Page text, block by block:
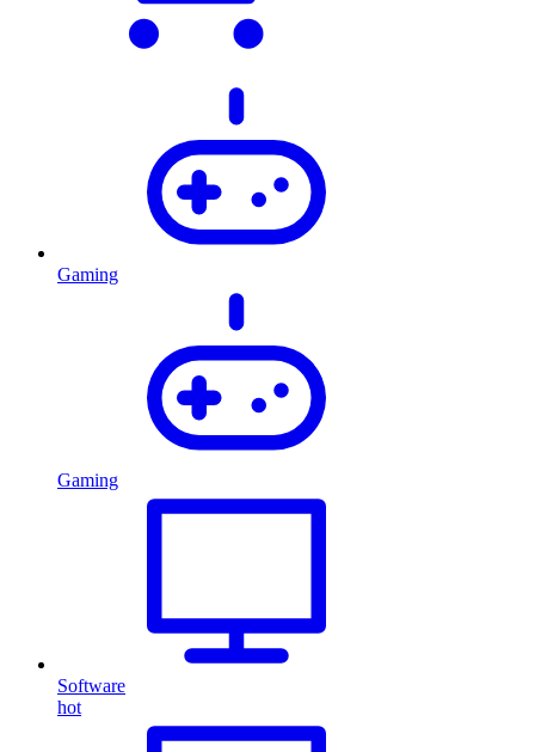
Gaming
Gaming
Software
hot